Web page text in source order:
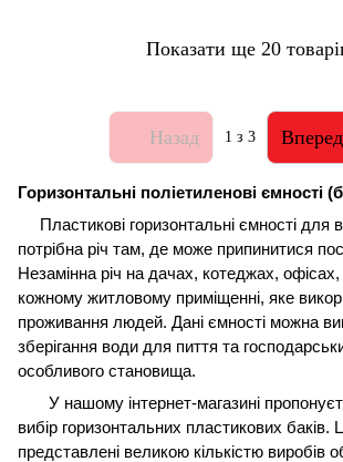
Показати ще 20
Назад 1 з 3 Вперед
Горизонтальні поліетиленові ємності
Пластикові горизонтальні ємності для
потрібна річ там, де може припинитися
Незамінна річ на дачах, котеджах,
кожному житловому приміщенні, яке
проживання людей. Дані ємності можна
зберігання води для пиття та
особливого становища.
У нашому інтернет-магазині
вибір горизонтальних пластикових баків.
представлені великою кількістю виробів